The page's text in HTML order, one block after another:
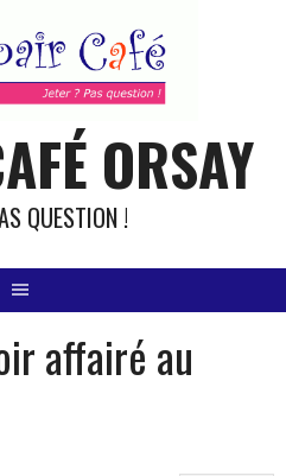
ORSAY
QUESTION !
affairé au